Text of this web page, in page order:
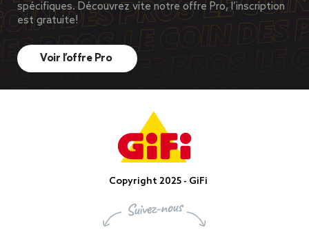
spécifiques. Découvrez vite notre offre Pro, l’inscription
est gratuite!
Voir l’offre Pro
Copyright 2025 - GiFi